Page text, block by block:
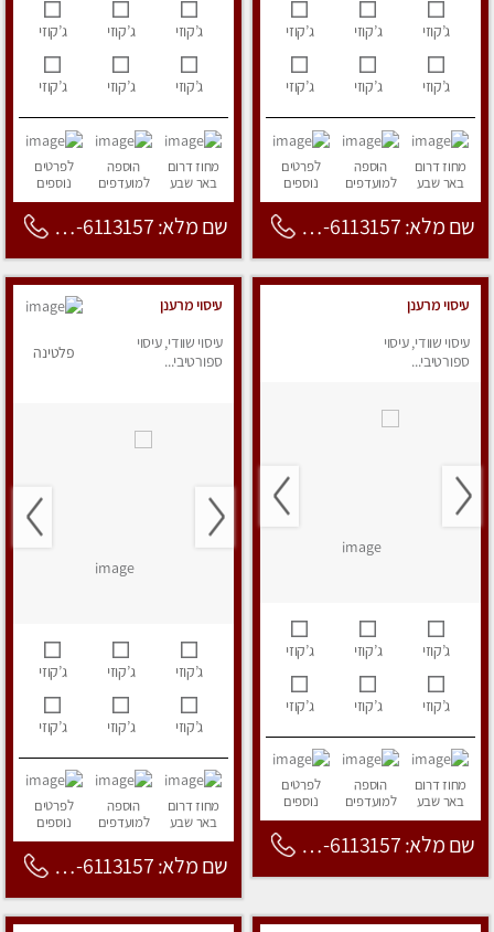
ג’קוזי ג’קוזי ג’קוזי
ג’קוזי ג’קוזי ג’קוזי
מחוז דרום
באר שבע
הוספה
למועדפים
לפרטים
נוספים
שם מלא: 053-6113157
ג’קוזי ג’קוזי ג’קוזי
ג’קוזי ג’קוזי ג’קוזי
מחוז דרום
באר שבע
הוספה
למועדפים
לפרטים
נוספים
שם מלא: 053-6113157
עיסוי מרענן
עיסוי שוודי, עיסוי
ספורטיבי...
ג’קוזי ג’קוזי ג’קוזי
ג’קוזי ג’קוזי ג’קוזי
מחוז דרום
באר שבע
הוספה
למועדפים
לפרטים
נוספים
שם מלא: 053-6113157
עיסוי מרענן
עיסוי שוודי, עיסוי
ספורטיבי...
פלטינה
ג’קוזי ג’קוזי ג’קוזי
ג’קוזי ג’קוזי ג’קוזי
מחוז דרום
באר שבע
הוספה
למועדפים
לפרטים
נוספים
שם מלא: 053-6113157